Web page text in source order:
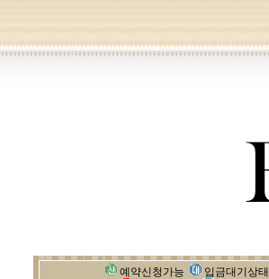
예약신청가능
입금대기상